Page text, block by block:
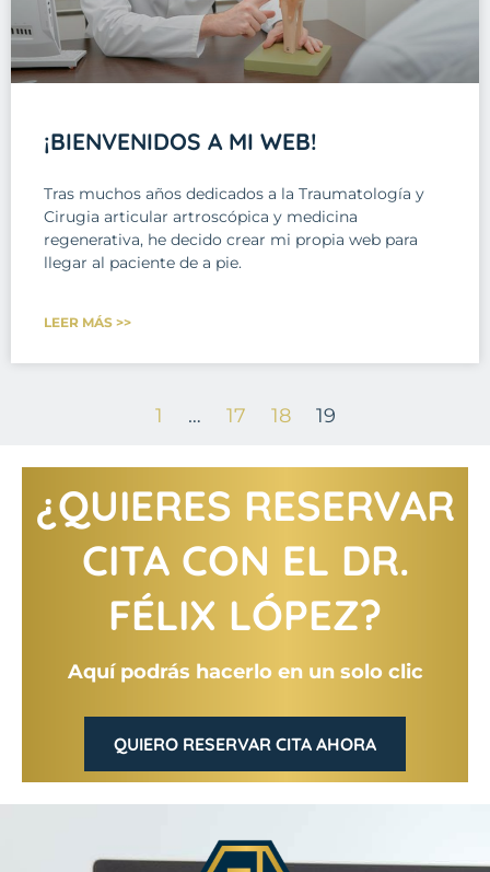
¡BIENVENIDOS A MI WEB!
Tras muchos años dedicados a la Traumatología y
Cirugia articular artroscópica y medicina
regenerativa, he decido crear mi propia web para
llegar al paciente de a pie.
LEER MÁS >>
1 … 17 18 19
¿QUIERES RESERVAR
CITA CON EL DR.
FÉLIX LÓPEZ?
Aquí podrás hacerlo en un solo clic
QUIERO RESERVAR CITA AHORA